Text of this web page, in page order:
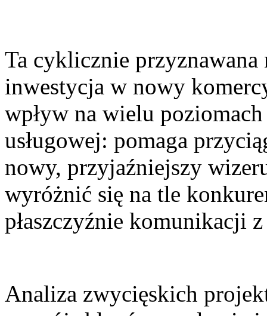
Ta cyklicznie przyznawana
inwestycja w nowy
wpływ na wielu
usługowej: pomaga
nowy, przyjaźniejszy
wyróżnić się na tle
płaszczyźnie komunikacji
Analiza zwycięskich